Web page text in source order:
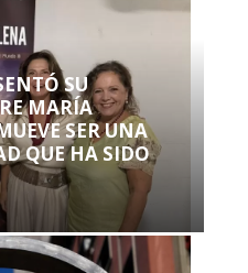
SU
MARÍA
SER UNA
QUE HA SIDO